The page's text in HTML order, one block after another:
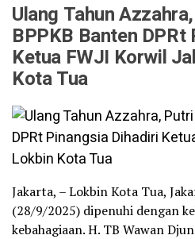
Ulang Tahun
BPPKB Banten
Ketua FWJI Korwil
Kota Tua
Jakarta, – Lokbin Kota Tua,
(28/9/2025) dipenuhi dengan
kebahagiaan. H. TB Wawan